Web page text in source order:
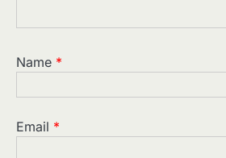
Name *
Email *